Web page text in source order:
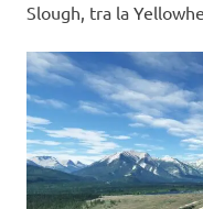
Slough, tra la